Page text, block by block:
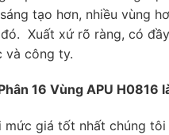
tạo hơn, nhiều vùng
Xuất xứ rõ ràng, có
và công ty.
16 Vùng APU H0816
mức giá tốt nhất chúng